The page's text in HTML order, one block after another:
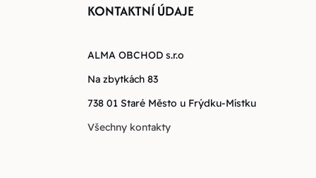
KONTAKTNÍ ÚDAJE
ALMA OBCHOD s.r.o
Na zbytkách 83
738 01 Staré Město u Frýdku-Místku
Všechny kontakty